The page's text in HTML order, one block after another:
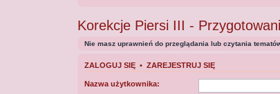
Korekcje Piersi III -
Nie masz uprawnień do przeglądania lub czytania
ZALOGUJ SIĘ • ZAREJESTRUJ SIĘ
Nazwa użytkownika: